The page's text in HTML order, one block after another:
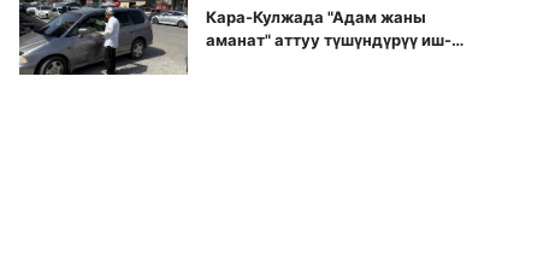
Кара-Кулжада "Адам жаны
аманат" аттуу түшүндүрүү иш-